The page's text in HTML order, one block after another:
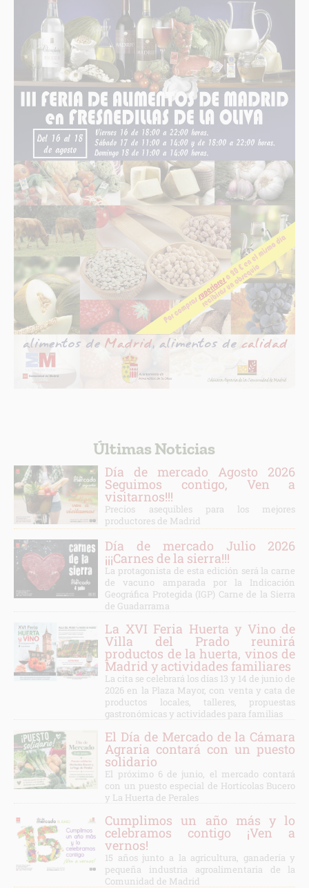
Últimas Noticias
Día de mercado Agosto 2026
Seguimos contigo, Ven a
visitarnos!!!
Precios asequibles para los mejores
productores de Madrid
Día de mercado Julio 2026
¡¡¡Carnes de la sierra!!!
La protagonista de esta edición será la carne
de vacuno amparada por la Indicación
Geográfica Protegida (IGP) Carne de la Sierra
de Guadarrama
La XVI Feria Huerta y Vino de
Villa del Prado reunirá
productos de la huerta, vinos de
Madrid y actividades familiares
La cita se celebrará los días 13 y 14 de junio de
2026 en la Plaza Mayor, con venta y cata de
productos locales, talleres, propuestas
gastronómicas y actividades para familias
El Día de Mercado de la Cámara
Agraria contará con un puesto
solidario
El próximo 6 de junio, el mercado contará
con un puesto especial de Hortícolas Bucero
y La Huerta de Perales
Cumplimos un año más y lo
celebramos contigo ¡Ven a
vernos!
15 años junto a la agricultura, ganadería y
pequeña industria agroalimentaria de la
Comunidad de Madrid